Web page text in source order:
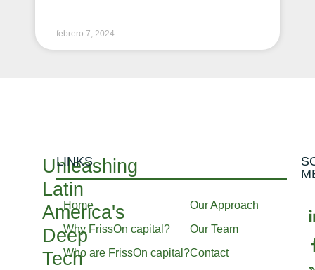
febrero 7, 2024
Unleashing
Latin
America's
Deep
Tech
LINKS
Home
Why FrissOn capital?
Who are FrissOn capital?
Our Approach
Our Team
Contact